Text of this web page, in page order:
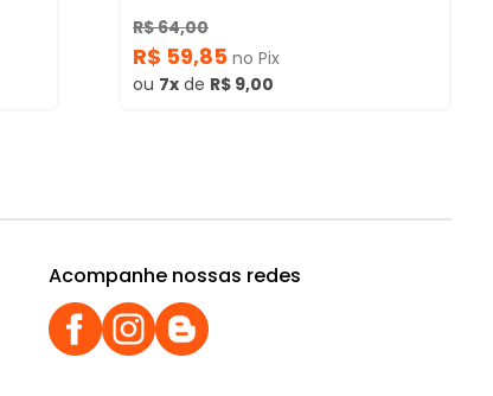
R$ 64,00
R$ 59,85 no Pix
ou 7x de R$ 9,00
Acompanhe nossas redes